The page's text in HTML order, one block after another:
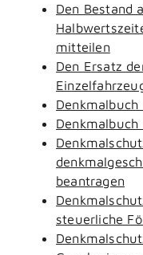
Den Bestand
mitteilen
Den Ersatz
beantragen
steuerliche